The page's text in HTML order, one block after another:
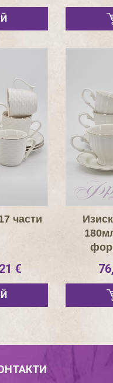
части
€